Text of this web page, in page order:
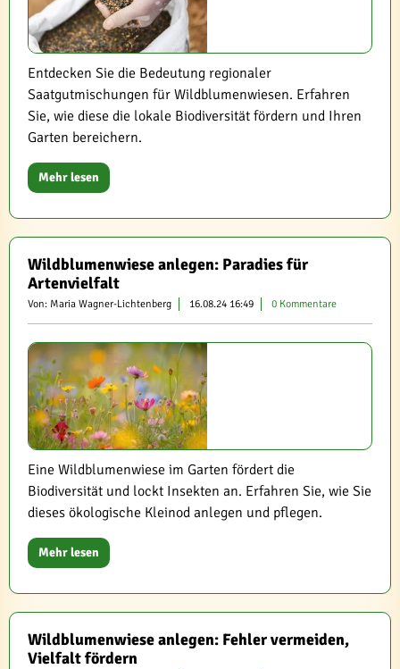
Entdecken Sie die Bedeutung regionaler
Saatgutmischungen für Wildblumenwiesen. Erfahren
Sie, wie diese die lokale Biodiversität fördern und Ihren
Garten bereichern.
Mehr lesen
Wildblumenwiese anlegen: Paradies für
Artenvielfalt
Von: Maria Wagner-Lichtenberg 16.08.24 16:49 0 Kommentare
Eine Wildblumenwiese im Garten fördert die
Biodiversität und lockt Insekten an. Erfahren Sie, wie Sie
dieses ökologische Kleinod anlegen und pflegen.
Mehr lesen
Wildblumenwiese anlegen: Fehler vermeiden,
Vielfalt fördern